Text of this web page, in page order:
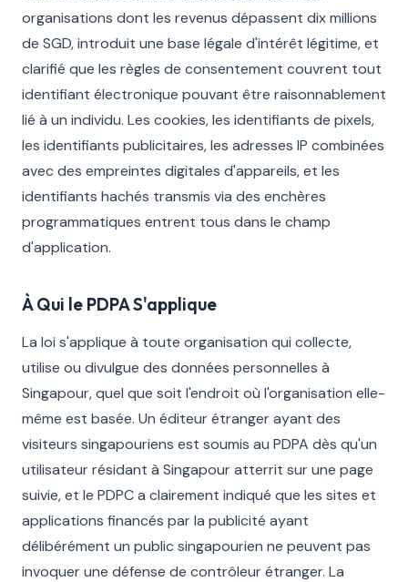
organisations dont les revenus dépassent dix millions
de SGD, introduit une base légale d'intérêt légitime, et
clarifié que les règles de consentement couvrent tout
identifiant électronique pouvant être raisonnablement
lié à un individu. Les cookies, les identifiants de pixels,
les identifiants publicitaires, les adresses IP combinées
avec des empreintes digitales d'appareils, et les
identifiants hachés transmis via des enchères
programmatiques entrent tous dans le champ
d'application.
À Qui le PDPA S'applique
La loi s'applique à toute organisation qui collecte,
utilise ou divulgue des données personnelles à
Singapour, quel que soit l'endroit où l'organisation elle-
même est basée. Un éditeur étranger ayant des
visiteurs singapouriens est soumis au PDPA dès qu'un
utilisateur résidant à Singapour atterrit sur une page
suivie, et le PDPC a clairement indiqué que les sites et
applications financés par la publicité ayant
délibérément un public singapourien ne peuvent pas
invoquer une défense de contrôleur étranger. La